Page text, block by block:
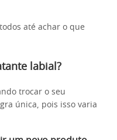
até achar o que
labial?
trocar o seu
única, pois isso varia